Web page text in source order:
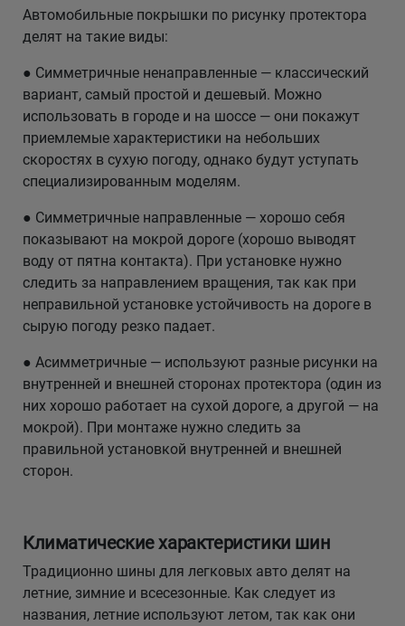
Автомобильные покрышки по рисунку протектора
делят на такие виды:
● Симметричные ненаправленные — классический
вариант, самый простой и дешевый. Можно
использовать в городе и на шоссе — они покажут
приемлемые характеристики на небольших
скоростях в сухую погоду, однако будут уступать
специализированным моделям.
● Симметричные направленные — хорошо себя
показывают на мокрой дороге (хорошо выводят
воду от пятна контакта). При установке нужно
следить за направлением вращения, так как при
неправильной установке устойчивость на дороге в
сырую погоду резко падает.
● Асимметричные — используют разные рисунки на
внутренней и внешней сторонах протектора (один из
них хорошо работает на сухой дороге, а другой — на
мокрой). При монтаже нужно следить за
правильной установкой внутренней и внешней
сторон.
Климатические характеристики шин
Традиционно шины для легковых авто делят на
летние, зимние и всесезонные. Как следует из
названия, летние используют летом, так как они